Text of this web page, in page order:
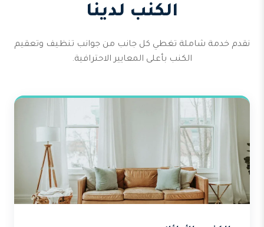
الكنب لدينا
نقدم خدمة شاملة تغطي كل جانب من جوانب تنظيف وتعقيم
الكنب بأعلى المعايير الاحترافية.